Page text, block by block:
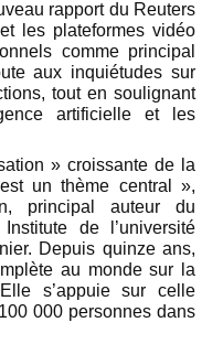
rapport du Reuters
les plateformes vidéo
comme principal
aux inquiétudes sur
tout en soulignant
artificielle et les
» croissante de la
un thème central »,
principal auteur du
de l’université
Depuis quinze ans,
au monde sur la
Elle s’appuie sur celle
000 personnes dans